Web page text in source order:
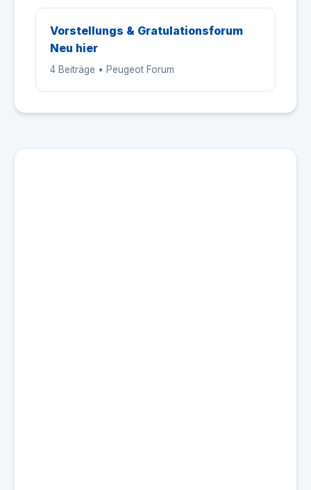
Vorstellungs & Gratulationsforum
Neu hier
4 Beiträge • Peugeot Forum